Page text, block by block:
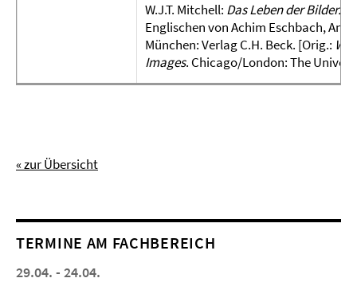
W.J.T. Mitchell: Das Leben der Bilder.
Englischen von Achim Eschbach,
München: Verlag C.H. Beck. [Orig.:
Images. Chicago/London: The
« zur Übersicht
TERMINE AM FACHBEREICH
29.04. - 24.04.